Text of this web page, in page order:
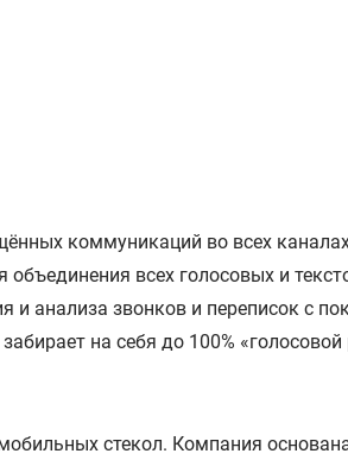
коммуникаций во всех
всех голосовых и
и анализа звонков и переписок с
на себя до 100%
стекол. Компания